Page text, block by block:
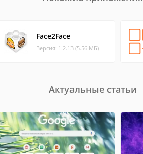
Face2Face
Версия: 1.2.13 (5.56 МБ)
Актуальные статьи